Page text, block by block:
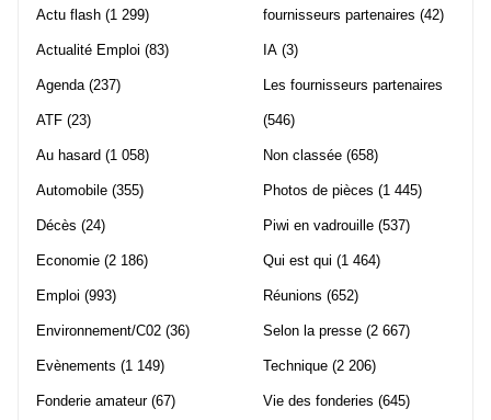
Actu flash (1 299)
Actualité Emploi (83)
Agenda (237)
ATF (23)
Au hasard (1 058)
Automobile (355)
Décès (24)
Economie (2 186)
Emploi (993)
Environnement/C02 (36)
Evènements (1 149)
Fonderie amateur(67)
fournisseurs partenaires (42)
IA (3)
Les fournisseurs partenaires
(546)
Non classée (658)
Photos de pièces (1 445)
Piwi en vadrouille (537)
Qui est qui (1 464)
Réunions (652)
Selon la presse (2 667)
Technique (2 206)
Vie des fonderies (645)